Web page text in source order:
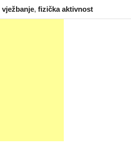
vježbanje, fizička aktivnost